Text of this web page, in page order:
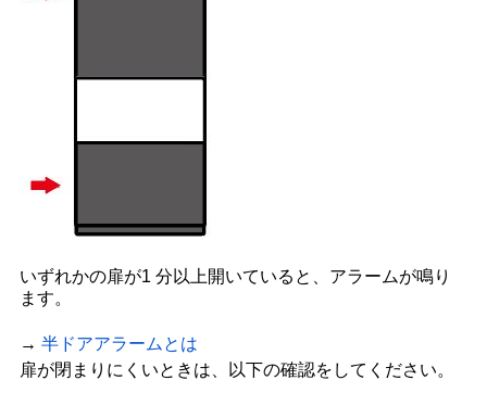
いずれかの扉が1 分以上開いていると、アラームが鳴り
ます。
→ 半ドアアラームとは
扉が閉まりにくいときは、以下の確認をしてください。